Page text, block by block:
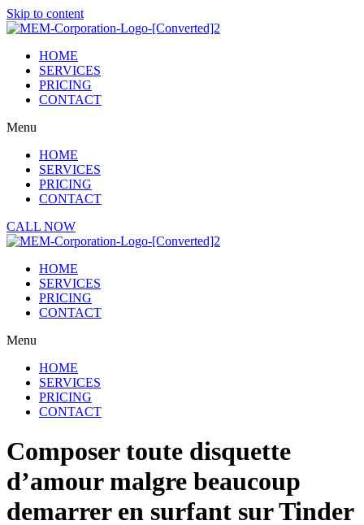
Skip to content
HOME
SERVICES
PRICING
CONTACT
Menu
HOME
SERVICES
PRICING
CONTACT
CALL NOW
HOME
SERVICES
PRICING
CONTACT
Menu
HOME
SERVICES
PRICING
CONTACT
Composer toute disquette
d’amour malgre beaucoup
demarrer en surfant sur Tinder